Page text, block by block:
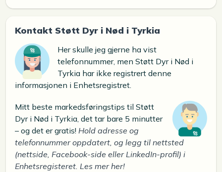
Kontakt Støtt Dyr i Nød i Tyrkia
Her skulle jeg gjerne ha vist
telefonnummer, men Støtt Dyr i Nød i
Tyrkia har ikke registrert denne
informasjonen i Enhetsregistret.
Mitt beste markedsføringstips til Støtt
Dyr i Nød i Tyrkia, det tar bare 5 minutter
– og det er gratis! Hold adresse og
telefonnummer oppdatert, og legg til nettsted
(nettside, Facebook-side eller LinkedIn-profil) i
Enhetsregisteret. Les mer her!